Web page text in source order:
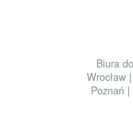
Biura
Wrocław |
Poznań |